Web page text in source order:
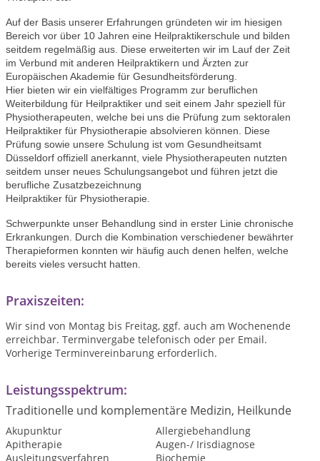
Auf der Basis unserer Erfahrungen gründeten wir im hiesigen
Bereich vor über 10 Jahren eine Heilpraktikerschule und bilden
seitdem regelmäßig aus. Diese erweiterten wir im Lauf der Zeit
im Verbund mit anderen Heilpraktikern und Ärzten zur
Europäischen Akademie für Gesundheitsförderung.
Hier bieten wir ein vielfältiges Programm zur beruflichen
Weiterbildung für Heilpraktiker und seit einem Jahr speziell für
Physiotherapeuten, welche bei uns die Prüfung zum sektoralen
Heilpraktiker für Physiotherapie absolvieren können. Diese
Prüfung sowie unsere Schulung ist vom Gesundheitsamt
Düsseldorf offiziell anerkannt, viele Physiotherapeuten nutzten
seitdem unser neues Schulungsangebot und führen jetzt die
berufliche Zusatzbezeichnung
Heilpraktiker für Physiotherapie.
Schwerpunkte unser Behandlung sind in erster Linie chronische
Erkrankungen. Durch die Kombination verschiedener bewährter
Therapieformen konnten wir häufig auch denen helfen, welche
bereits vieles versucht hatten.
Praxiszeiten:
Wir sind von Montag bis Freitag, ggf. auch am Wochenende
erreichbar. Terminvergabe telefonisch oder per Email.
Vorherige Terminvereinbarung erforderlich.
Leistungsspektrum:
Traditionelle und komplementäre Medizin, Heilkunde
Akupunktur
Allergiebehandlung
Apitherapie
Augen-/ Irisdiagnose
Ausleitungsverfahren
Biochemie